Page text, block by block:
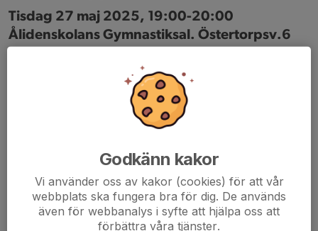
Tisdag 27 maj 2025, 19:00-20:00
Ålidenskolans Gymnastiksal. Östertorpsv.6
Godkänn kakor
Vi använder oss av kakor (cookies) för att vår
webbplats ska fungera bra för dig. De används
även för webbanalys i syfte att hjälpa oss att
förbättra våra tjänster.